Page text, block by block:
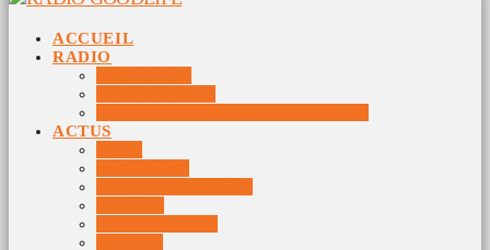
ACCUEIL
RADIO
ACTUS